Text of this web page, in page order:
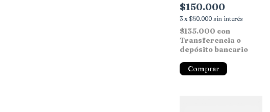
$150.000
3 x $50.000 sin interés
$135.000 con
Transferencia o
depósito bancario
Comprar